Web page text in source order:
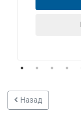
Назад